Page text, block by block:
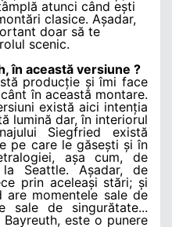
atunci când ești
clasice. Așadar,
doar să te
scenic.
în această versiune ?
producție și îmi face
în această montare.
există aici intenția
lumină dar, în interiorul
Siegfried există
pe care le găsești și în
așa cum, de
Seattle. Așadar, de
prin aceleași stări; și
momentele sale de
sale de singurătate...
este o punere